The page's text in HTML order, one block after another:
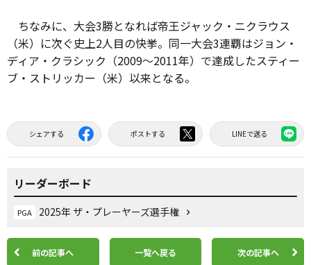
ちなみに、大会3勝となれば帝王ジャック・ニクラウス
（米）に次ぐ史上2人目の快挙。同一大会3連覇はジョン・
ディア・クラシック（2009～2011年）で達成したスティー
ブ・ストリッカー（米）以来となる。
シェアする ポストする LINEで送る
リーダーボード
PGA 2025年 ザ・プレーヤーズ選手権
前の記事へ 一覧へ戻る 次の記事へ